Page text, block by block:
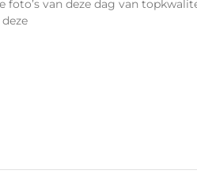
van deze dag van